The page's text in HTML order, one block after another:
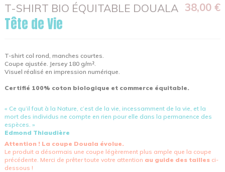
T-SHIRT BIO ÉQUITABLE DOUALA 38,00 €
Tête de Vie
T-shirt col rond, manches courtes.
Coupe ajustée. Jersey 180 g/m².
Visuel réalisé en impression numérique.
Certifié 100% coton biologique et commerce équitable.
« Ce qu’il faut à la Nature, c’est de la vie, incessamment de la vie, et la
mort des individus ne compte en rien pour elle dans la permanence des
espèces. »
Edmond Thiaudière
Attention ! La coupe Douala évolue.
Le produit a désormais une coupe légèrement plus ample que la coupe
précédente. Merci de prêter toute votre attention au guide des tailles ci-
dessous !